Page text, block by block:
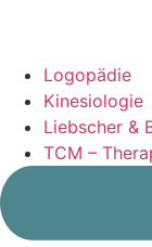
Logopädie
Kinesiologie
Liebscher &
TCM –